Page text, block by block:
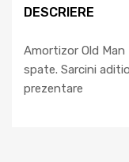
DESCRIERE
Amortizor Old
spate. Sarcini
prezentare